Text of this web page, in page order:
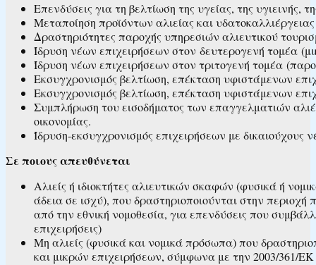
Επενδύσεις για τη βελτίωση της υγείας, της
Μεταποίηση προϊόντων αλιείας και υδατοκαλλιέργειας
Δραστηριότητες παροχής υπηρεσιών αλιευτικού
Ίδρυση νέων επιχειρήσεων στον δευτερογενή τομέα
Ίδρυση νέων επιχειρήσεων στον τριτογενή τομέα
Εκσυγχρονισμός βελτίωση, επέκταση υφιστάμενων
Εκσυγχρονισμός βελτίωση, επέκταση υφιστάμενων
Συμπλήρωση του εισοδήματος των επαγγελματιών
οικονομίας.
Ίδρυση-εκσυγχρονισμός επιχειρήσεων με δικαιούχους
Σε ποιους απευθύνεται
Αλιείς ή ιδιοκτήτες αλιευτικών σκαφών (φυσικά ή
άδεια σε ισχύ), που δραστηριοποιούνται στην
από την εθνική νομοθεσία, για επενδύσεις που
επιχειρήσεις)
Μη αλιείς (φυσικά και νομικά πρόσωπα) που
και μικρών επιχειρήσεων, σύμφωνα με την 2003/361/